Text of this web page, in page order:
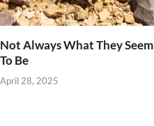
Not Always What They Seem
To Be
April 28, 2025